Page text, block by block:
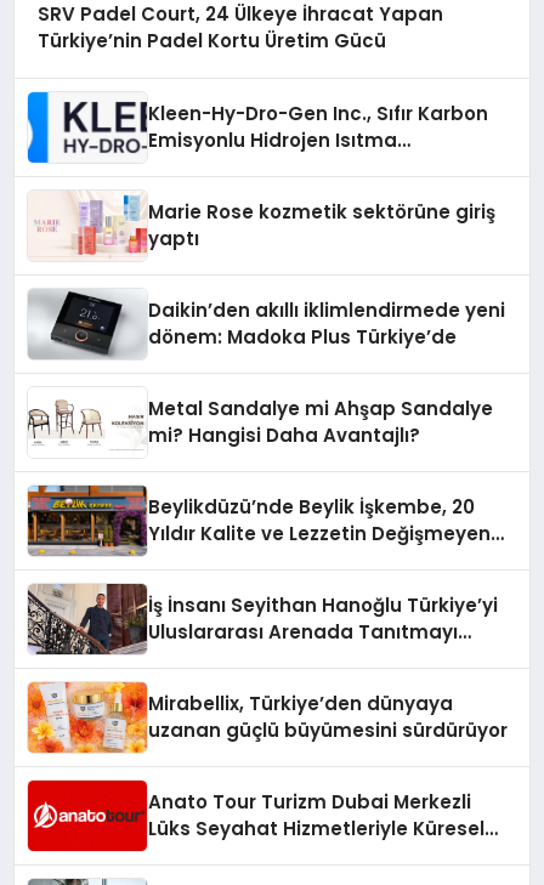
SRV Padel Court, 24 Ülkeye İhracat Yapan
Türkiye’nin Padel Kortu Üretim Gücü
Kleen-Hy-Dro-Gen Inc., Sıfır Karbon
Emisyonlu Hidrojen Isıtma
Marie Rose kozmetik sektörüne giriş
yaptı
Daikin’den akıllı iklimlendirmede yeni
dönem: Madoka Plus Türkiye’de
Metal Sandalye mi Ahşap Sandalye
mi? Hangisi Daha Avantajlı?
Beylikdüzü’nde Beylik İşkembe, 20
Yıldır Kalite ve Lezzetin Değişmeyen
İş İnsanı Seyithan Hanoğlu Türkiye’yi
Uluslararası Arenada Tanıtmayı
Mirabellix, Türkiye’den dünyaya
uzanan güçlü büyümesini sürdürüyor
Anato Tour Turizm Dubai Merkezli
Lüks Seyahat Hizmetleriyle Küresel